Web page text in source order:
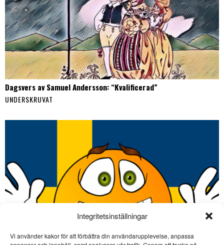
Integritetsinställningar
Vi använder kakor för att förbättra din användarupplevelse, anpassa
Dagsvers av Samuel Andersson: “Kvalificerad”
UNDERSKRUVAT